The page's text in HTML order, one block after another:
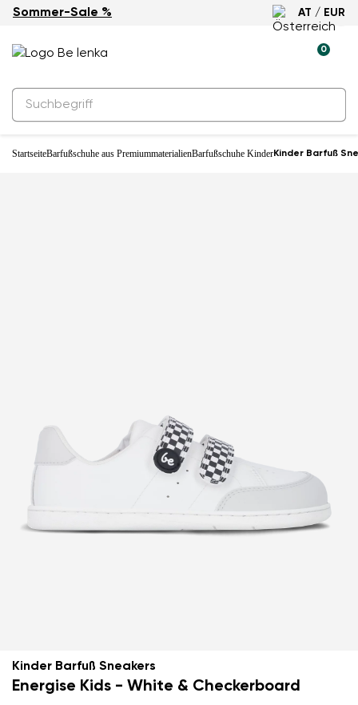
Sommer-Sale % AT / EUR
0
StartseiteBarfußschuhe aus PremiummaterialienBarfußschuhe KinderKinder Barfuß
-31%
Kinder Barfuß Sneakers
Energise Kids - White & Checkerboard